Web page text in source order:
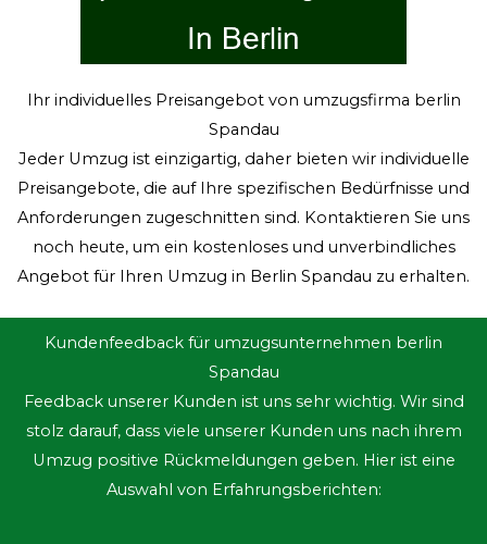
Ihr individuelles Preisangebot von umzugsfirma berlin
Spandau
Jeder Umzug ist einzigartig, daher bieten wir individuelle
Preisangebote, die auf Ihre spezifischen Bedürfnisse und
Anforderungen zugeschnitten sind. Kontaktieren Sie uns
noch heute, um ein kostenloses und unverbindliches
Angebot für Ihren Umzug in Berlin Spandau zu erhalten.
Kundenfeedback für umzugsunternehmen berlin
Spandau
Feedback unserer Kunden ist uns sehr wichtig. Wir sind
stolz darauf, dass viele unserer Kunden uns nach ihrem
Umzug positive Rückmeldungen geben. Hier ist eine
Auswahl von Erfahrungsberichten: